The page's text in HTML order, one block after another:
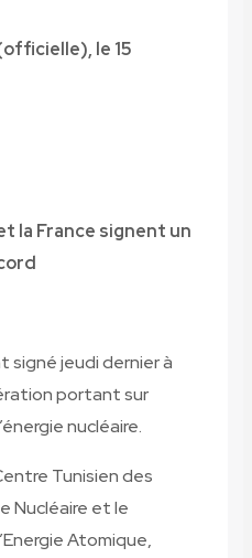
le 15
la France signent un
signé jeudi dernier à
portant sur
nucléaire.
Tunisien des
Nucléaire et le
Atomique,